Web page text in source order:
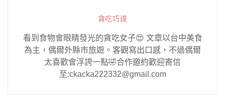
貪吃巧達
看到食物會眼睛發光的貪吃女子😍 文章以台中美食
為主，偶爾外縣市旅遊。客觀寫出口感，不過偶爾
太喜歡會浮誇一點🤣合作邀約歡迎寄信
至:ckacka222332@gmail.com